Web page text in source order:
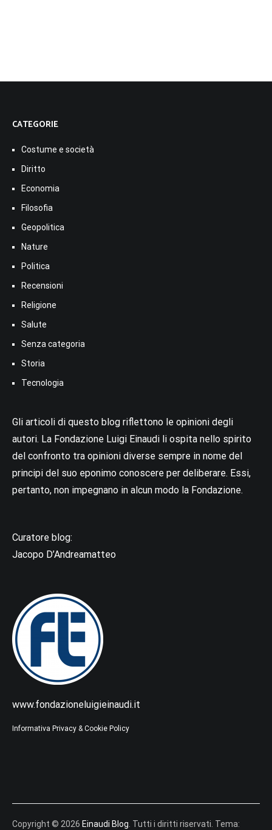
CATEGORIE
Costume e società
Diritto
Economia
Filosofia
Geopolitica
Nature
Politica
Recensioni
Religione
Salute
Senza categoria
Storia
Tecnologia
Gli articoli di questo blog riflettono le opinioni degli
autori. La Fondazione Luigi Einaudi li ospita nello spirito
del confronto tra opinioni diverse sempre in nome del
principi del suo eponimo conoscere per deliberare. Essi,
pertanto, non impegnano in alcun modo la Fondazione.
Curatore blog:
Jacopo D’Andreamatteo
www.fondazioneluigieinaudi.it
Informativa Privacy & Cookie Policy
Copyright © 2026 Einaudi Blog . Tutti i diritti riservati. Tema: